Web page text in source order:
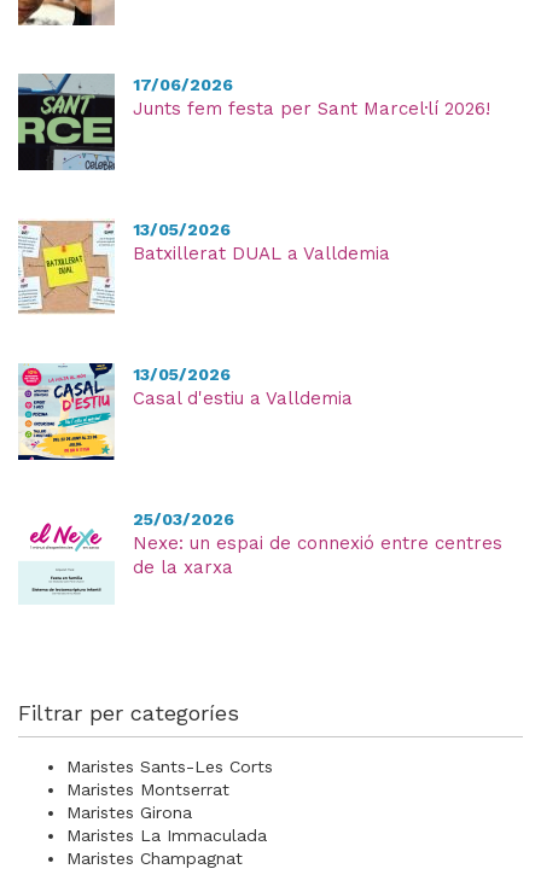
17/06/2026
Junts fem festa per Sant Marcel·lí 2026!
13/05/2026
Batxillerat DUAL a Valldemia
13/05/2026
Casal d'estiu a Valldemia
25/03/2026
Nexe: un espai de connexió entre centres
de la xarxa
Filtrar per categoríes
Maristes Sants-Les Corts
Maristes Montserrat
Maristes Girona
Maristes La Immaculada
Maristes Champagnat